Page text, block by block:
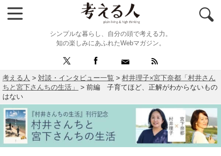
シンプルな暮らし、自分の頭で考える力。
知の楽しみにあふれたWebマガジン。
考える人 > 対談・インタビュー一覧 > 村井理子×宮下奈都「村井さん
ちと宮下さんちの生活」
> 前編 子育てほど、正解がわからないもの
はない